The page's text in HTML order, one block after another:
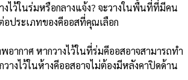
ไว้ในร่มหรือกลางแจ้ง? จะวางในพื้นที่ที่มีคน
ประเภทของคีออสที่คุณเลือก
ากาศ หากวางไว้ในที่ร่มคีออสอาจสามารถทำ
งไว้ในห้างคีออสอาจไม่ต้องมีหลังคาปิดด้าน